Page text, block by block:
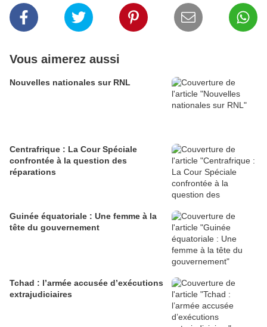
Vous aimerez aussi
Nouvelles nationales sur RNL
Centrafrique : La Cour Spéciale
confrontée à la question des
réparations
Guinée équatoriale : Une femme à la
tête du gouvernement
Tchad : l’armée accusée d’exécutions
extrajudiciaires